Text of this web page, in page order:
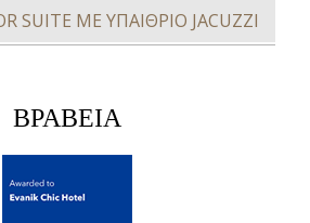
SUITE ΜΕ ΥΠΑΙΘΡΙΟ JACUZZI
ΒΡΑΒΕΙΑ